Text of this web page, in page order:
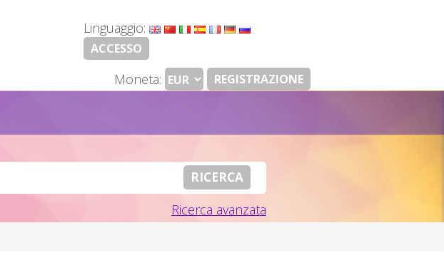
Linguaggio:
ACCESSO
Moneta: REGISTRAZIONE
Ricerca avanzata